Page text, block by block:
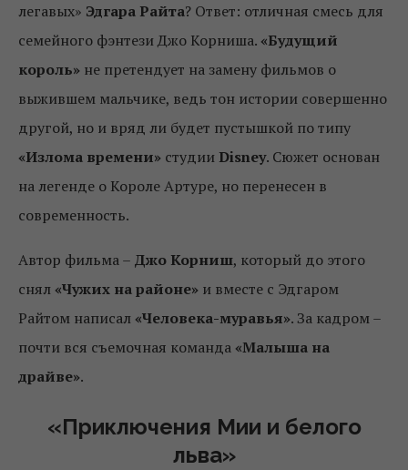
легавых» Эдгара Райта? Ответ: отличная смесь для
семейного фэнтези Джо Корниша. «Будущий
король» не претендует на замену фильмов о
выжившем мальчике, ведь тон истории совершенно
другой, но и вряд ли будет пустышкой по типу
«Излома времени» студии Disney. Сюжет основан
на легенде о Короле Артуре, но перенесен в
современность.
Автор фильма – Джо Корниш, который до этого
снял «Чужих на районе» и вместе с Эдгаром
Райтом написал «Человека-муравья». За кадром –
почти вся съемочная команда «Малыша на
драйве».
«Приключения Мии и белого
льва»